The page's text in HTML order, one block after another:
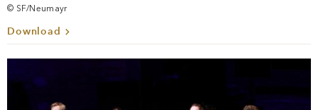
© SF/Neumayr
Download